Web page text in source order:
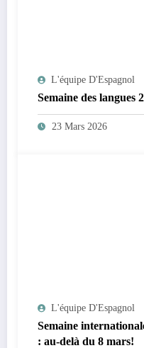
L'équipe D'Espagnol
Semaine des langues
23 Mars 2026
L'équipe D'Espagnol
Semaine
: au-delà du 8 mars!